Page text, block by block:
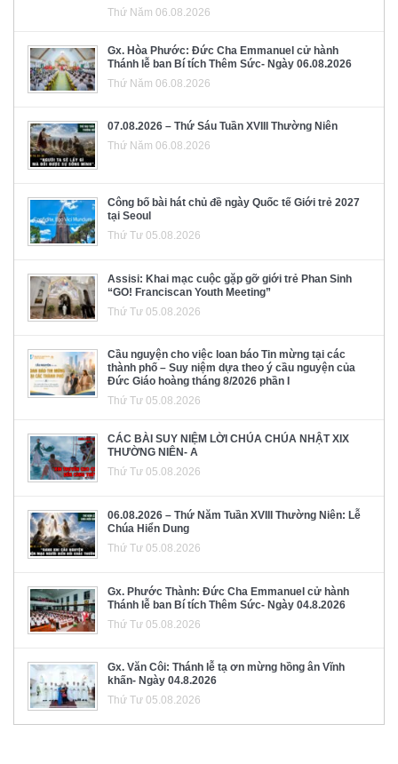
Thứ Năm 06.08.2026
Gx. Hòa Phước: Đức Cha Emmanuel cử hành
Thánh lễ ban Bí tích Thêm Sức- Ngày 06.08.2026
Thứ Năm 06.08.2026
07.08.2026 – Thứ Sáu Tuần XVIII Thường Niên
Thứ Năm 06.08.2026
Công bố bài hát chủ đề ngày Quốc tế Giới trẻ 2027
tại Seoul
Thứ Tư 05.08.2026
Assisi: Khai mạc cuộc gặp gỡ giới trẻ Phan Sinh
“GO! Franciscan Youth Meeting”
Thứ Tư 05.08.2026
Cầu nguyện cho việc loan báo Tin mừng tại các
thành phố – Suy niệm dựa theo ý cầu nguyện của
Đức Giáo hoàng tháng 8/2026 phần I
Thứ Tư 05.08.2026
CÁC BÀI SUY NIỆM LỜI CHÚA CHÚA NHẬT XIX
THƯỜNG NIÊN- A
Thứ Tư 05.08.2026
06.08.2026 – Thứ Năm Tuần XVIII Thường Niên: Lễ
Chúa Hiển Dung
Thứ Tư 05.08.2026
Gx. Phước Thành: Đức Cha Emmanuel cử hành
Thánh lễ ban Bí tích Thêm Sức- Ngày 04.8.2026
Thứ Tư 05.08.2026
Gx. Văn Côi: Thánh lễ tạ ơn mừng hồng ân Vĩnh
khấn- Ngày 04.8.2026
Thứ Tư 05.08.2026